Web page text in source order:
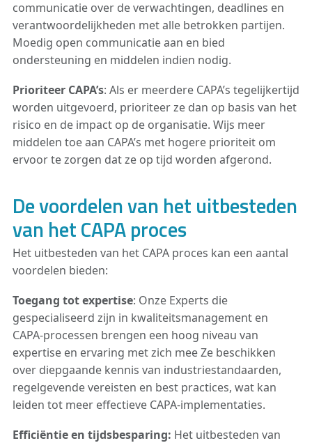
communicatie over de verwachtingen, deadlines en
verantwoordelijkheden met alle betrokken partijen.
Moedig open communicatie aan en bied
ondersteuning en middelen indien nodig.
Prioriteer CAPA’s: Als er meerdere CAPA’s tegelijkertijd
worden uitgevoerd, prioriteer ze dan op basis van het
risico en de impact op de organisatie. Wijs meer
middelen toe aan CAPA’s met hogere prioriteit om
ervoor te zorgen dat ze op tijd worden afgerond.
De voordelen van het uitbesteden
van het CAPA proces
Het uitbesteden van het CAPA proces kan een aantal
voordelen bieden:
Toegang tot expertise: Onze Experts die
gespecialiseerd zijn in kwaliteitsmanagement en
CAPA-processen brengen een hoog niveau van
expertise en ervaring met zich mee Ze beschikken
over diepgaande kennis van industriestandaarden,
regelgevende vereisten en best practices, wat kan
leiden tot meer effectieve CAPA-implementaties.
Efficiëntie en tijdsbesparing: Het uitbesteden van